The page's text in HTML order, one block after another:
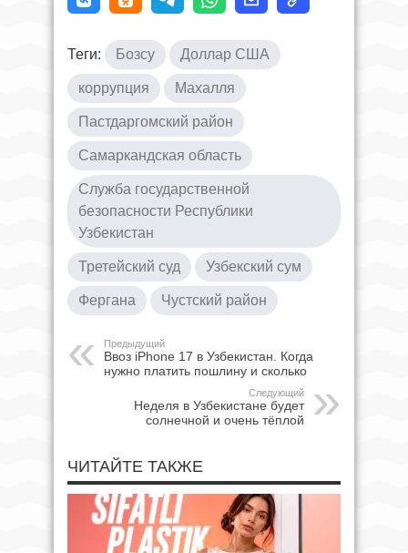
Теги: Бозсу Доллар США
коррупция Махалля
Пастдаргомский район
Самаркандская область
Служба государственной
безопасности Республики
Узбекистан
Третейский суд Узбекский сум
Фергана Чустский район
Предыдущий
Ввоз iPhone 17 в Узбекистан. Когда
нужно платить пошлину и сколько
Следующий
Неделя в Узбекистане будет
солнечной и очень тёплой
ЧИТАЙТЕ ТАКЖЕ